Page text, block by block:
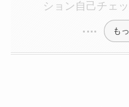
ション自己チェ
も